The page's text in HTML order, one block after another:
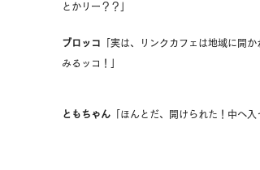
とかリー？？」
ブロッコ 「実は、リンクカフェは地域に開
みるッコ！」
ともちゃん 「ほんとだ、開けられた！中へ入